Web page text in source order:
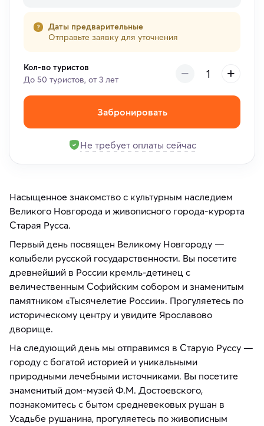
Даты предварительные
Отправьте заявку для уточнения
Кол-во туристов
До 50 туристов, от 3 лет
Забронировать
Не требует оплаты сейчас
Насыщенное знакомство с культурным наследием
Великого Новгорода и живописного города-курорта
Старая Русса.
Первый день посвящен Великому Новгороду —
колыбели русской государственности. Вы посетите
древнейший в России кремль-детинец с
величественным Софийским собором и знаменитым
памятником «Тысячелетие России». Прогуляетесь по
историческому центру и увидите Ярославово
дворище.
На следующий день мы отправимся в Старую Руссу —
городу с богатой историей и уникальными
природными лечебными источниками. Вы посетите
знаменитый дом-музей Ф.М. Достоевского,
познакомитесь с бытом средневековых рушан в
Усадьбе рушанина, прогуляетесь по живописным